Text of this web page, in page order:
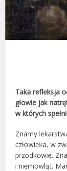
Taka refleksja
głowie jak
w których
Znamy
człowieka, w
przodkowie.
i niemowląt.